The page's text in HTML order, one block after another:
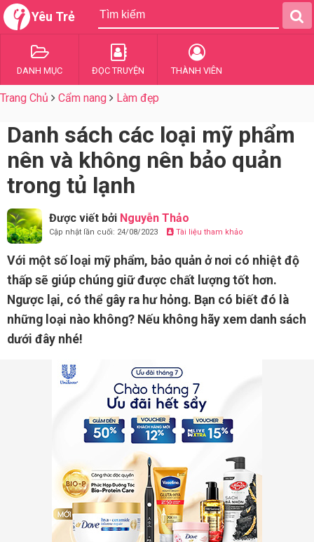
Yêu Trẻ
DANH MỤC ĐỌC TRUYỆN THÀNH VIÊN
Trang Chủ Cẩm nang Làm đẹp
Danh sách các loại mỹ phẩm
nên và không nên bảo quản
trong tủ lạnh
Được viết bởi Nguyễn Thảo
Cập nhật lần cuối: 24/08/2023 Tài liệu tham khảo
Với một số loại mỹ phẩm, bảo quản ở nơi có nhiệt độ
thấp sẽ giúp chúng giữ được chất lượng tốt hơn.
Ngược lại, có thể gây ra hư hỏng. Bạn có biết đó là
những loại nào không? Nếu không hãy xem danh sách
dưới đây nhé!